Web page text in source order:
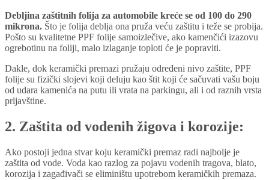
Debljina zaštitnih folija za automobile kreće se od 100 do 290
mikrona. Što je folija deblja ona pruža veću zaštitu i teže se probija.
Pošto su kvalitetne PPF folije samoizlečive, ako kamenčići izazovu
ogrebotinu na foliji, malo izlaganje toploti će je popraviti.
Dakle, dok keramički premazi pružaju određeni nivo zaštite, PPF
folije su fizički slojevi koji deluju kao štit koji će sačuvati vašu boju
od udara kamenića na putu ili vrata na parkingu, ali i od raznih vrsta
prljavštine.
2. Zaštita od vodenih žigova i korozije:
Ako postoji jedna stvar koju keramički premaz radi najbolje je
zaštita od vode. Voda kao razlog za pojavu vodenih tragova, blato,
korozija i zagađivači se eliminištu upotrebom keramičkih premaza.